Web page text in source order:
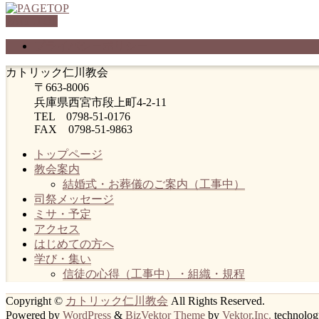
カトリック仁川教会
〒663-8006
兵庫県西宮市段上町4-2-11
TEL 0798-51-0176
FAX 0798-51-9863
トップページ
教会案内
結婚式・お葬儀のご案内（工事中）
司祭メッセージ
ミサ・予定
アクセス
はじめての方へ
学び・集い
信徒の心得（工事中）・組織・規程
Copyright © カトリック仁川教会 All Rights Reserved.
Powered by WordPress & BizVektor Theme by Vektor,Inc.